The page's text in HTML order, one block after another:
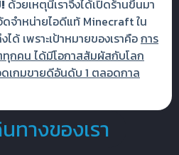
ด้วยเหตุนี้เราจึงได้เปิดร้านขึ้นมา
ดจำหน่ายไอดีแท้ Minecraft ใน
ด้ เพราะเป้าหมายของเราคือการ
กคน ได้มีโอกาสสัมผัสกับโลก
เกมขายดีอันดับ 1 ตลอดกาล
ทางของเรา